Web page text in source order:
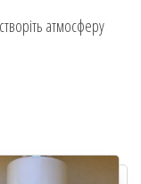
атмосферу